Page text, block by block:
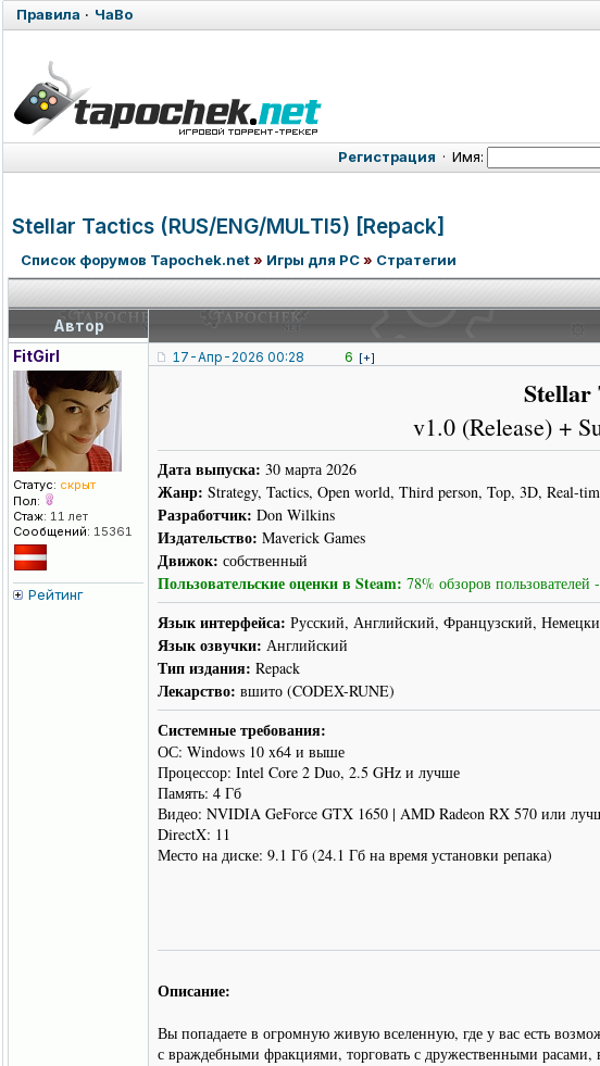
Правила · ЧаВо
Регистрация · Имя:
Stellar Tactics (RUS/ENG/MULTI5) [Repack]
Список форумов Tapochek.net» Игры для PC» Стратегии
Автор
FitGirl
Статус: скрыт
Пол:
Стаж: 11 лет
Сообщений: 15361
Рейтинг
17-Апр-2026 00:28 6 [+]
Stellar
v1.0 (Release) +
Дата выпуска: 30 марта 2026
Жанр: Strategy, Tactics, Open world, Third person, Top, 3D, Real-
Разработчик: Don Wilkins
Издательство: Maverick Games
Движок: собственный
Пользовательские оценки в Steam: 78% обзоров
Язык интерфейса: Русский, Английский, Французский,
Язык озвучки: Английский
Тип издания: Repack
Лекарство: вшито (CODEX-RUNE)
Системные требования:
ОС: Windows 10 x64 и выше
Процессор: Intel Core 2 Duo, 2.5 GHz и лучше
Память: 4 Гб
Видео: NVIDIA GeForce GTX 1650 | AMD Radeon RX 570 или
DirectX: 11
Место на диске: 9.1 Гб (24.1 Гб на время установки репака)
Описание:
Вы попадаете в огромную живую вселенную, где у вас есть
с враждебными фракциями, торговать с дружественными расами,